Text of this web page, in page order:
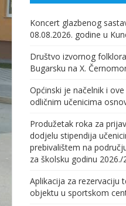
Koncert glazbenog
08.08.2026. godine u
Društvo izvornog
Bugarsku na X.
Općinski je načelnik i
odličnim učenicima
Produžetak roka za
dodjelu stipendija
prebivalištem na
za školsku godinu 2026./
Aplikacija za rezervaciju
objektu u sportskom